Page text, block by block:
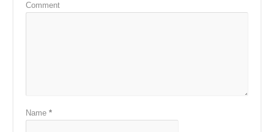
Comment
Name*